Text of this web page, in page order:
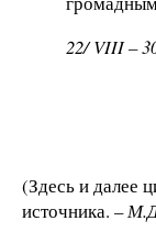
22/ VIII –
(Здесь и далее
источника. –